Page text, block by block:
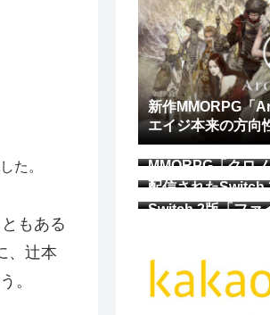
た。
もある
、辻本
。
新作MMORPG「
エイジ本来の方向
半期にリリース予
MMORPG「クロ
がわずかに延期。
2四半期に
配信されたSwitch
後の復帰時間の長
Switch 2版「ファ